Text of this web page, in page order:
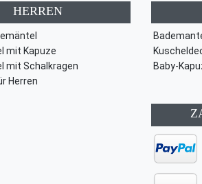
HERREN
mit Kapuze
mit Schalkragen
Herren
Baby-